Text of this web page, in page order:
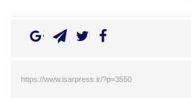
https://www.isarpress.ir/?p=3550